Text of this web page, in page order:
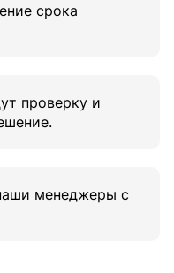
срока
проверку и
менеджеры с